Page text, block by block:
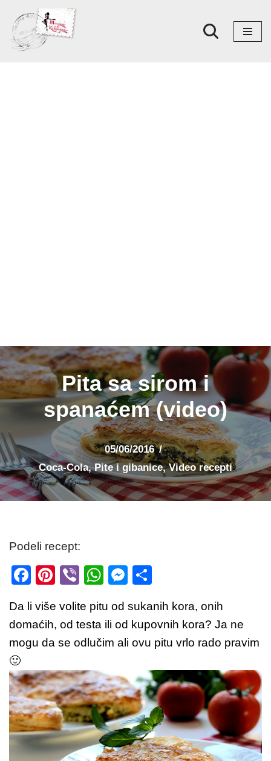
Skoči
na
Pita sa sirom i
spanaćem (video)
05/06/2016
Coca-Cola,Pite i gibanice,Video recepti
Podeli recept:
F
c
e
b
o
o
k
Pi
er
e
st
Vi
er
W
at
s
A
p
p
M
ss
e
n
g
er
ar
e
Da li više volite pitu od sukanih kora, onih
domaćih, od testa ili od kupovnih kora? Ja ne
mogu da se odlučim ali ovu pitu vrlo rado pravim
🙂